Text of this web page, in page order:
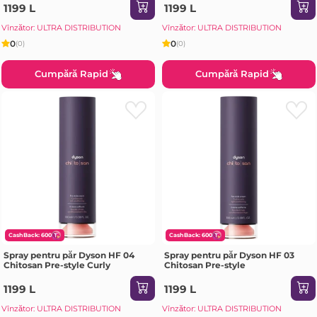
1199 L
Vînzător: ULTRA DISTRIBUTION
0(0)
Cumpără Rapid
1199 L
Vînzător: ULTRA DISTRIBUTION
0(0)
Cumpără Rapid
CashBack: 600
Spray pentru păr Dyson HF 04
Chitosan Pre-style Curly
1199 L
Vînzător: ULTRA DISTRIBUTION
CashBack: 600
Spray pentru păr Dyson HF 03
Chitosan Pre-style
1199 L
Vînzător: ULTRA DISTRIBUTION